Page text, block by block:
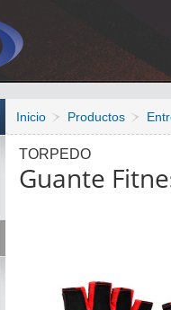
Inicio Productos
TORPEDO
Guante